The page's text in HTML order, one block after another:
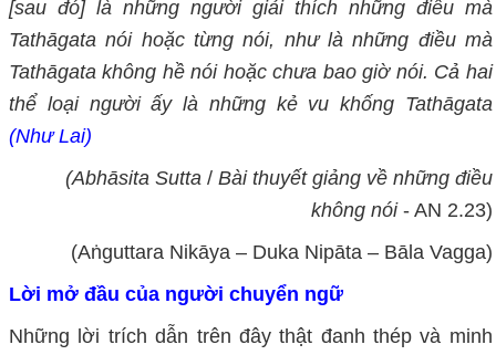
[sau đó] là những người giải thích những điều mà
Tathāgata nói hoặc từng nói, như là những điều mà
Tathāgata không hề nói hoặc chưa bao giờ nói. Cả hai
thể loại người ấy là những kẻ vu khống Tathāgata
(Như Lai)
(Abhāsita Sutta / Bài thuyết giảng về những điều
không nói- AN 2.23)
(Aṅguttara Nikāya – Duka Nipāta – Bāla Vagga)
Lời mở đầu của người chuyển ngữ
Những lời trích dẫn trên đây thật đanh thép và minh